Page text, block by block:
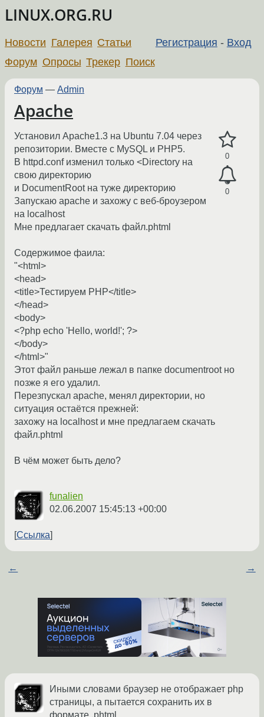
LINUX.ORG.RU
Регистрация - Вход
Новости Галерея Статьи
Форум Опросы Трекер Поиск
Форум — Admin
Apache
0
0
Установил Apache1.3 на Ubuntu 7.04 через
репозитории. Вместе с MySQL и PHP5.
В httpd.conf изменил только <Directory на
свою директорию
и DocumentRoot на туже директорию
Запускаю apache и захожу с веб-броузером
на localhost
Мне предлагает скачать файл.phtml
Содержимое фаила:
"<html>
<head>
<title>Тестируем PHP</title>
</head>
<body>
<?php echo 'Hello, world!'; ?>
</body>
</html>"
Этот файл раньше лежал в папке documentroot но
позже я его удалил.
Перезпускал apache, менял директории, но
ситуация остаётся прежней:
захожу на localhost и мне предлагаем скачать
файл.phtml
В чём может быть дело?
funalien
02.06.2007 15:45:13 +00:00
Ссылка
← →
Иными словами браузер не отображает php
страницы, а пытается сохранить их в
формате .phtml